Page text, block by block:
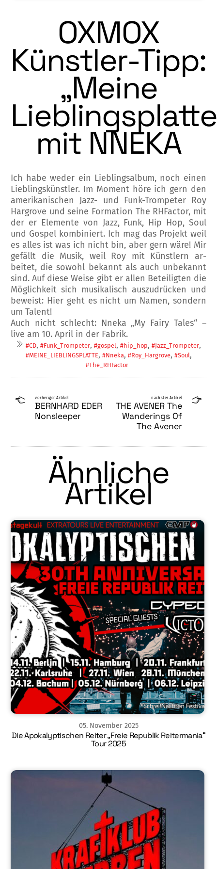
OXMOX
Künstler-Tipp:
„Meine
mit NNEKA
Ich habe weder ein Lieblingsalbum, noch ei­nen
Lieblingskünstler. Im Moment höre ich gern den
amerikanischen Jazz- und Funk-Trompeter Roy
Hargrove und seine Forma­tion The RHFactor, mit
der er Elemente von Jazz, Funk, Hip Hop, Soul
und Gospel kombiniert. Ich mag das Projekt weil
es alles ist was ich nicht bin, aber gern wäre! Mir
ge­fällt die Musik, weil Roy mit Künstlern ar­
beitet, die sowohl bekannt als auch unbekan­nt
sind. Auf diese Weise gibt er allen Betei­ligten die
Möglichkeit sich musikalisch aus­zudrücken und
beweist: Hier geht es nicht um Namen, sondern
um Talent!
Auch nicht schlecht: Nneka „My Fairy Tales“ –
live am 10. April in der Fabrik.
#CD, #Funk_Trompeter, #gospel , #hip_hop, #Jazz_Trompeter,
#MEINE_LIEBLINGSPLATTE, #Nneka, #Roy_Hargrove, #Soul ,
#The_RHFactor
vorheriger Artikel
BERNHARD EDER
Nonsleeper
nächster Artikel
THE AVENER The
Wanderings Of
The Avener
Ähnliche
Artikel
05. November 2025
Die Apokalyptischen Reiter „Freie Republik Reitermania“
Tour 2025